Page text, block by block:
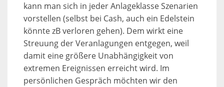
kann man sich in jeder Anlageklasse Szenarien
vorstellen (selbst bei Cash, auch ein Edelstein
könnte zB verloren gehen). Dem wirkt eine
Streuung der Veranlagungen entgegen, weil
damit eine größere Unabhängigkeit von
extremen Ereignissen erreicht wird. Im
persönlichen Gespräch möchten wir den